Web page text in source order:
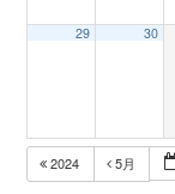
29 30
2024 5月